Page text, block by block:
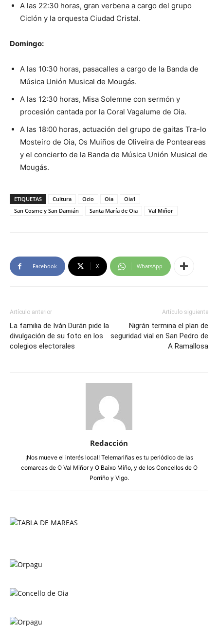
A las 22:30 horas, gran verbena a cargo del grupo
Ciclón y la orquesta Ciudad Cristal.
Domingo:
A las 10:30 horas, pasacalles a cargo de la Banda de
Música Unión Musical de Mougás.
A las 12:30 horas, Misa Solemne con sermón y
procesión cantada por la Coral Vagalume de Oia.
A las 18:00 horas, actuación del grupo de gaitas Tra-lo
Mosteiro de Oia, Os Muiños de Oliveira de Ponteareas
y el concierto de la Banda de Música Unión Musical de
Mougás.
ETIQUETAS Cultura Ocio Oia
Oia1
San Cosme y San Damián
Santa María de Oia Val Miñor
Facebook X WhatsApp
Artículo anterior
La familia de Iván Durán pide la
divulgación de su foto en los
colegios electorales
Artículo siguiente
Nigrán termina el plan de
seguridad vial en San Pedro de
A Ramallosa
Redacción
¡Nos mueve el interés local! Telemariñas es tu periódico de las
comarcas de O Val Miñor y O Baixo Miño, y de los Concellos de O
Porriño y Vigo.